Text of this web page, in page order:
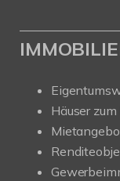
Häuser zum